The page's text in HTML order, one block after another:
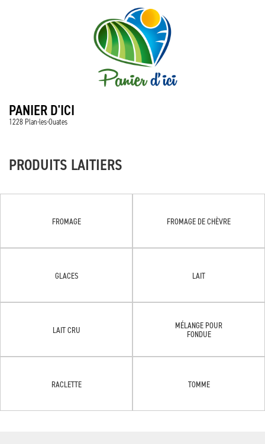
PANIER D'ICI
1228 Plan-les-Ouates
PRODUITS LAITIERS
FROMAGE FROMAGE DE CHÈVRE
GLACES LAIT
LAIT CRU
MÉLANGE POUR
FONDUE
RACLETTE TOMME